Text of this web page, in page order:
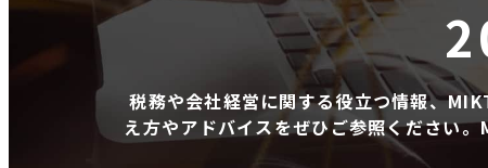
税務や会社経営に関する役立つ情報、
え方やアドバイスをぜひご参照ください